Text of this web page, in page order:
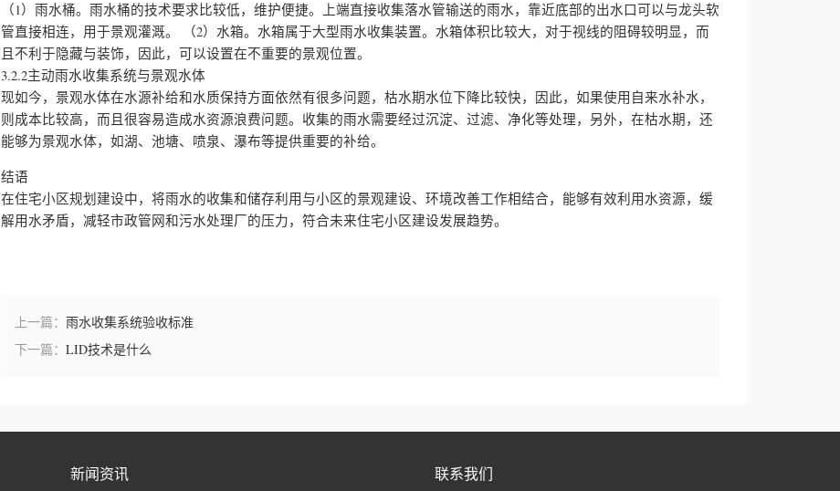
（1）雨水桶。雨水桶的技术要求比较低，维护便捷。上端直接收集落水管输送的雨水，靠近底部的出水口可以与龙头软
管直接相连，用于景观灌溉。
（2）水箱。水箱属于大型雨水收集装置。水箱体积比较大，对于视线的阻碍较明显，而
且不利于隐藏与装饰，因此，可以设置在不重要的景观位置。
3.2.2主动雨水收集系统与景观水体
现如今，景观水体在水源补给和水质保持方面依然有很多问题，枯水期水位下降比较快，因此，如果使用自来水补水，
则成本比较高，而且很容易造成水资源浪费问题。收集的雨水需要经过沉淀、过滤、净化等处理，另外，在枯水期，还
能够为景观水体，如湖、池塘、喷泉、瀑布等提供重要的补给。
结语
在住宅小区规划建设中，将雨水的收集和储存利用与小区的景观建设、环境改善工作相结合，能够有效利用水资源，缓
解用水矛盾，减轻市政管网和污水处理厂的压力，符合未来住宅小区建设发展趋势。
上一篇： 雨水收集系统验收标准
下一篇： LID技术是什么
新闻资讯 联系我们